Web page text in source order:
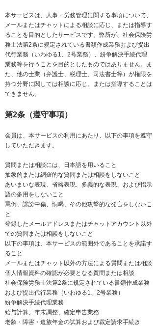
本サービスは、人事・労務管理に関する事項について、
メールまたはチャットによる相談に応じ、または指導す
ることを目的としたサービスです。弊所が、社会保険労
務士法第2条に規定されている書類作成業務および提出
代行業務（いわゆる1、2号業務）、紛争解決手続代理
業務等を行うことを目的としたものではありません。ま
た、他の士業（弁護士、税理士、司法書士等）が権限を
持つ分野に関しては相談に応じ、または指導することは
できません。
第2条（遵守事項）
会員は、本サービスの利用にあたり、以下の事項を遵守
していただきます。
質問または相談には、日本語を用いること
抽象的または網羅的な質問または相談をしないこと
あいまいな表現、省略表現、多義的な表現、および指示
語の多用をしないこと
罵倒、誹謗中傷、恫喝、その他攻撃的な発言をしないこ
と
登録したメールアドレスまたはチャットアカウント以外
での質問または相談をしないこと
以下の事項は、本サービスの範囲外であることを承諾す
ること
メールまたはチャット以外の方法による質問または相談
個人情報資料の確認が必要となる質問または相談
社会保険労務士法第2条に規定されている書類作成業務
および提出代行業務（いわゆる1、2号業務）
紛争解決手続代理業務
給与計算、年末調整、確定申告業務
老齢・障害・遺族年金の試算および裁定請求手続き